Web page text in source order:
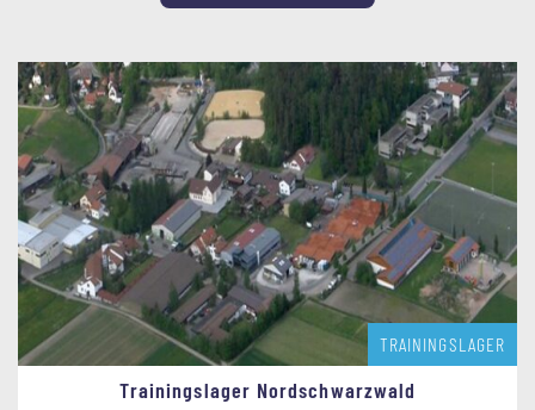
TRAININGSLAGER
Trainingslager Nordschwarzwald